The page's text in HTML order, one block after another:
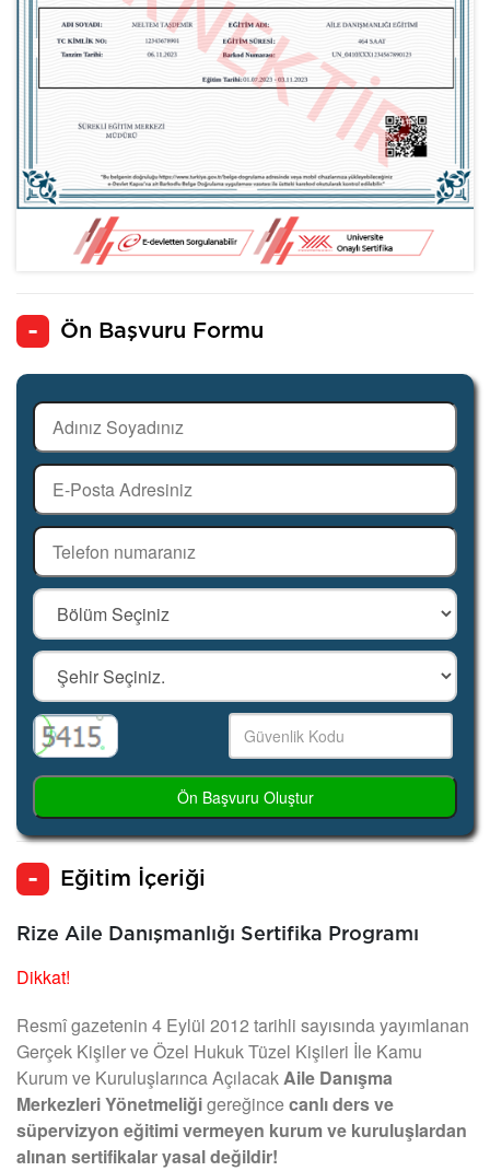
Ön Başvuru Formu
Ön Başvuru Oluştur
Eğitim İçeriği
Rize Aile Danışmanlığı Sertifika Programı
Dikkat!
Resmî gazetenin 4 Eylül 2012 tarihli sayısında yayımlanan
Gerçek Kişiler ve Özel Hukuk Tüzel Kişileri İle Kamu
Kurum ve Kuruluşlarınca AçılacakAile Danışma
Merkezleri Yönetmeliğigereğincecanlı ders ve
süpervizyon eğitimi vermeyen kurum ve kuruluşlardan
alınan sertifikalar yasal değildir!